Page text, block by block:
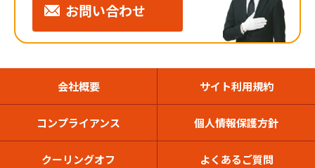
お問い合わせ
会社概要 サイト利用規約
コンプライアンス 個人情報保護方針
クーリングオフ よくあるご質問